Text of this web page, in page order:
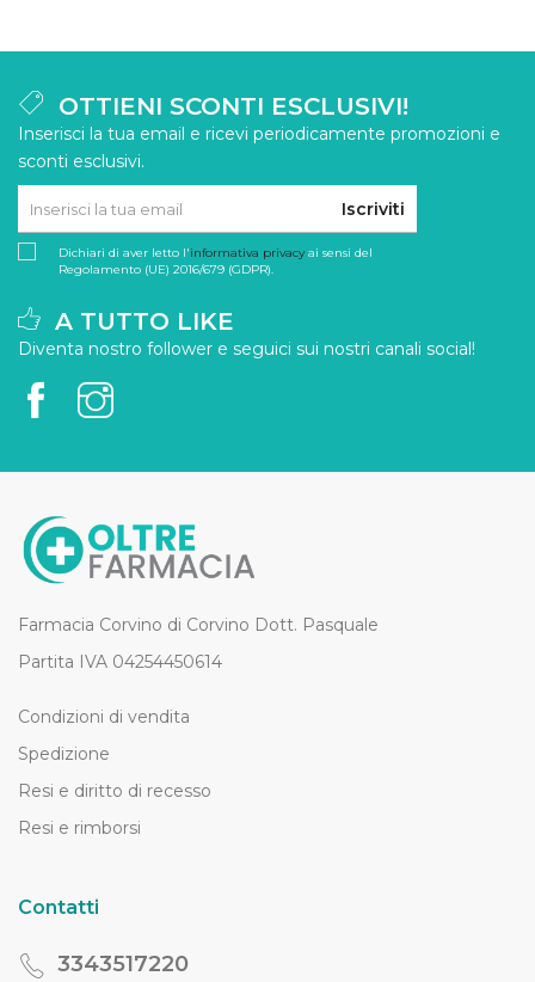
OTTIENI SCONTI ESCLUSIVI!
Inserisci la tua email e ricevi periodicamente promozioni e
sconti esclusivi.
Iscriviti
Dichiari di aver letto l'informativa privacyai sensi del
Regolamento (UE) 2016/679 (GDPR).
A TUTTO LIKE
Diventa nostro follower e seguici sui nostri canali social!
Farmacia Corvino di Corvino Dott. Pasquale
Partita IVA 04254450614
Condizioni di vendita
Spedizione
Resi e diritto di recesso
Resi e rimborsi
Contatti
3343517220